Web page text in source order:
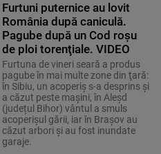
Furtuni puternice au lovit
România după caniculă.
Pagube după un Cod roşu
de ploi torenţiale. VIDEO
Furtuna de vineri seară a produs
pagube în mai multe zone din ţară:
în Sibiu, un acoperiş s-a desprins și
a căzut peste maşini, în Aleşd
(județul Bihor) vântul a smuls
acoperişul gării, iar în Braşov au
căzut arbori şi au fost inundate
garaje.